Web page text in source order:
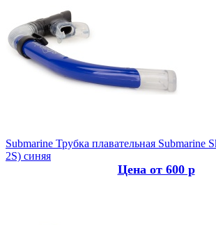
Submarine Трубка плавательная Submarine
2S) синяя
Цена от 600 р